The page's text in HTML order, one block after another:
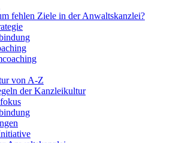
fehlen Ziele in der Anwaltskanzlei?
von A-Z
der Kanzleikultur